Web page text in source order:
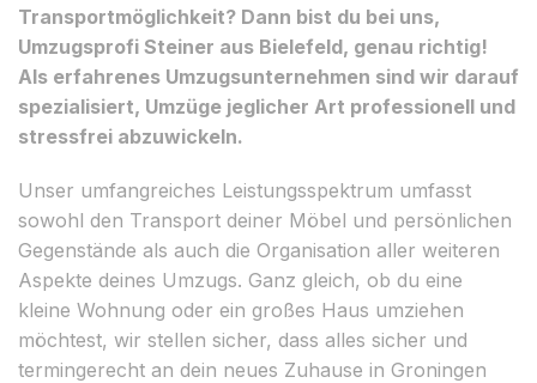
Transportmöglichkeit? Dann bist du bei uns,
Umzugsprofi Steiner aus Bielefeld, genau richtig!
Als erfahrenes Umzugsunternehmen sind wir darauf
spezialisiert, Umzüge jeglicher Art professionell und
stressfrei abzuwickeln.
Unser umfangreiches Leistungsspektrum umfasst
sowohl den Transport deiner Möbel und persönlichen
Gegenstände als auch die Organisation aller weiteren
Aspekte deines Umzugs. Ganz gleich, ob du eine
kleine Wohnung oder ein großes Haus umziehen
möchtest, wir stellen sicher, dass alles sicher und
termingerecht an dein neues Zuhause in Groningen